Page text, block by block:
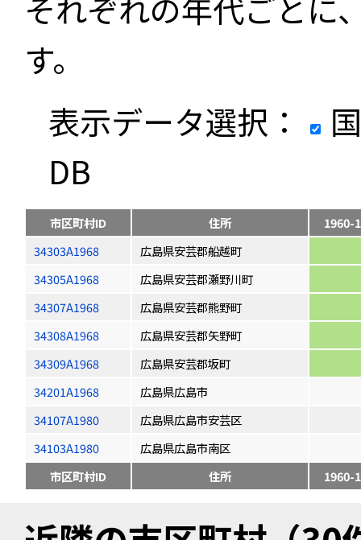
す。
表示データ選択：
DB
市区町村ID 住所
1960-
34303A1968
広島県安芸郡船越町
34305A1968
広島県安芸郡瀬野川町
34307A1968
広島県安芸郡熊野町
34308A1968
広島県安芸郡矢野町
34309A1968
広島県安芸郡坂町
34201A1968
広島県広島市
34107A1980
広島県広島市安芸区
34103A1980
広島県広島市南区
市区町村ID
住所 1960-